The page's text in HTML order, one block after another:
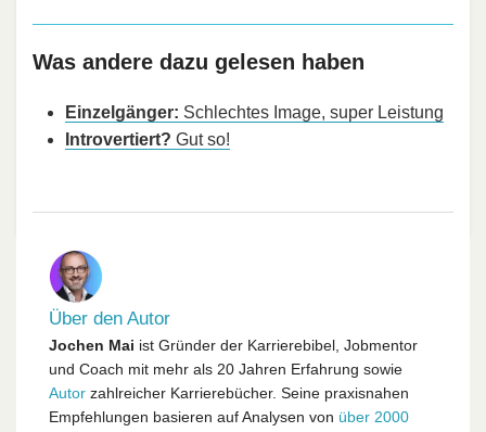
Was andere dazu gelesen haben
Einzelgänger: Schlechtes Image, super Leistung
Introvertiert? Gut so!
Über den Autor
Jochen Mai ist Gründer der Karrierebibel, Jobmentor
und Coach mit mehr als 20 Jahren Erfahrung sowie
Autor zahlreicher Karrierebücher. Seine praxisnahen
Empfehlungen basieren auf Analysen von über 2000